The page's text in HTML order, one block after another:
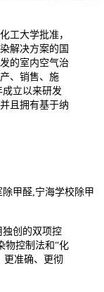
工大学批准，
解决方案的国
的室内空气治
、销售、施
成立以来研发
且拥有基于纳
创的双项控
物控制法和“化
更准确、更彻